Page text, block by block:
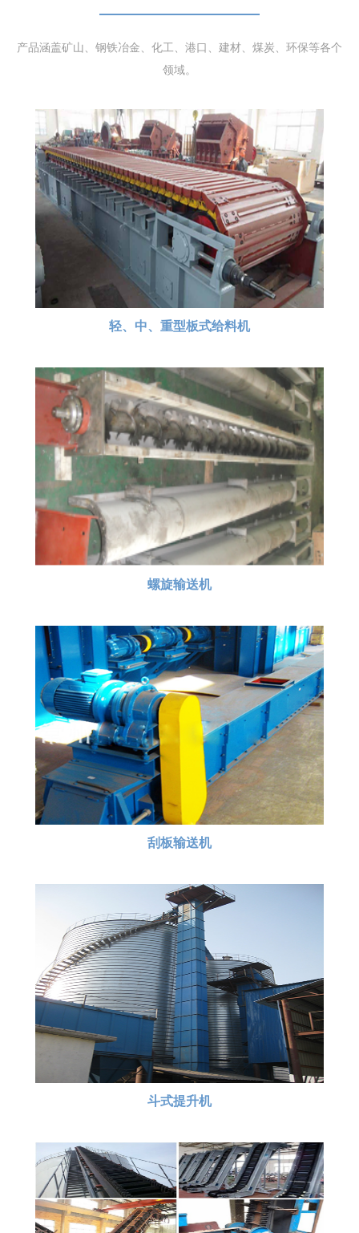
产品涵盖矿山、钢铁冶金、化工、港口、建材、煤炭、环保等各个
领域。
轻、中、重型板式给料机
螺旋输送机
刮板输送机
斗式提升机